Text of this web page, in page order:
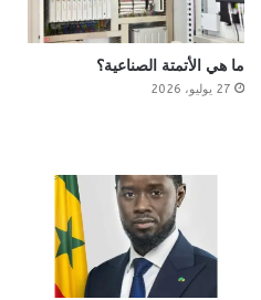
ما هي الأتمتة الصناعية؟
27 يوليو، 2026